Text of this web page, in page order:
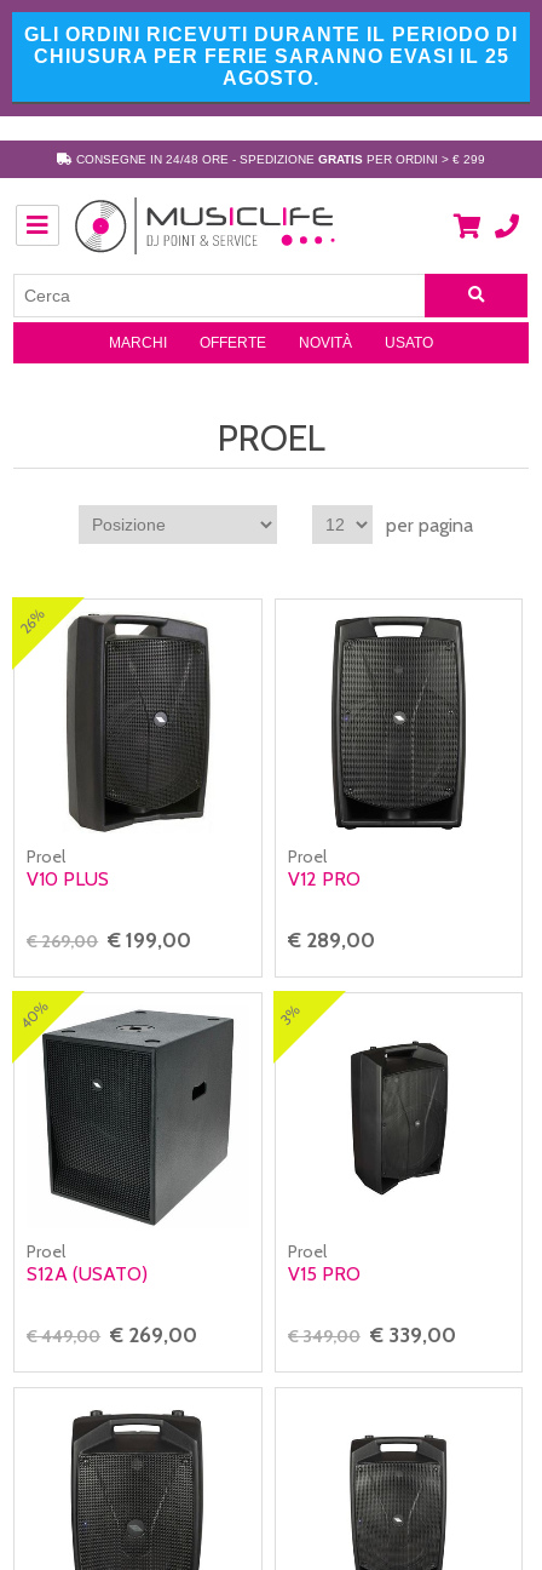
GLI ORDINI RICEVUTI DURANTE IL PERIODO DI
CHIUSURA PER FERIE SARANNO EVASI IL 25
AGOSTO.
CONSEGNE IN 24/48 ORE - SPEDIZIONE GRATIS PER ORDINI > € 299
MARCHI OFFERTE NOVITÀ USATO
PROEL
per pagina
26%
Proel
V10 PLUS
€ 269,00 € 199,00
Proel
V12 PRO
€ 289,00
40%
Proel
S12A (USATO)
€ 449,00 € 269,00
3%
Proel
V15 PRO
€ 349,00 € 339,00